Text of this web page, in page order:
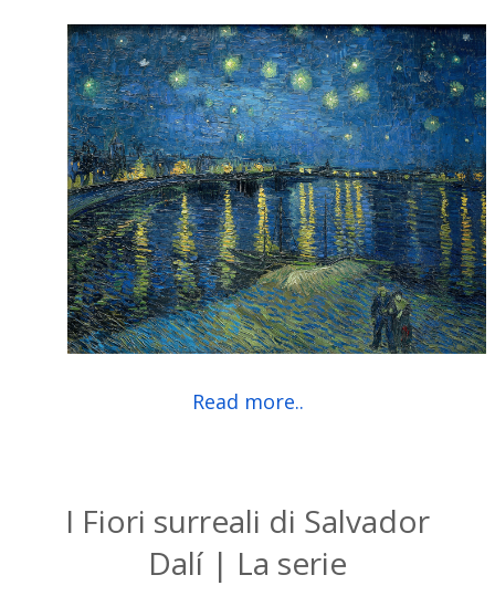
Read more..
I Fiori surreali di Salvador
Dalí | La serie